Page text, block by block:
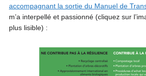
accompagnant la sortie du Manuel de
m’a interpellé et passionné (cliquez sur
plus lisible) :